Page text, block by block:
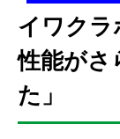
イワクラ
性能がさ
た」